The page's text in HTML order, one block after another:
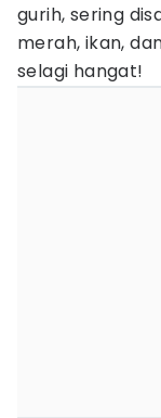
gurih, sering
merah, ikan,
selagi hangat!